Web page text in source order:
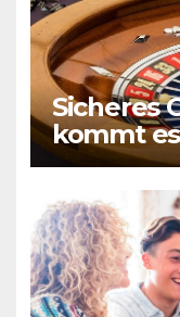
Sicheres
kommt